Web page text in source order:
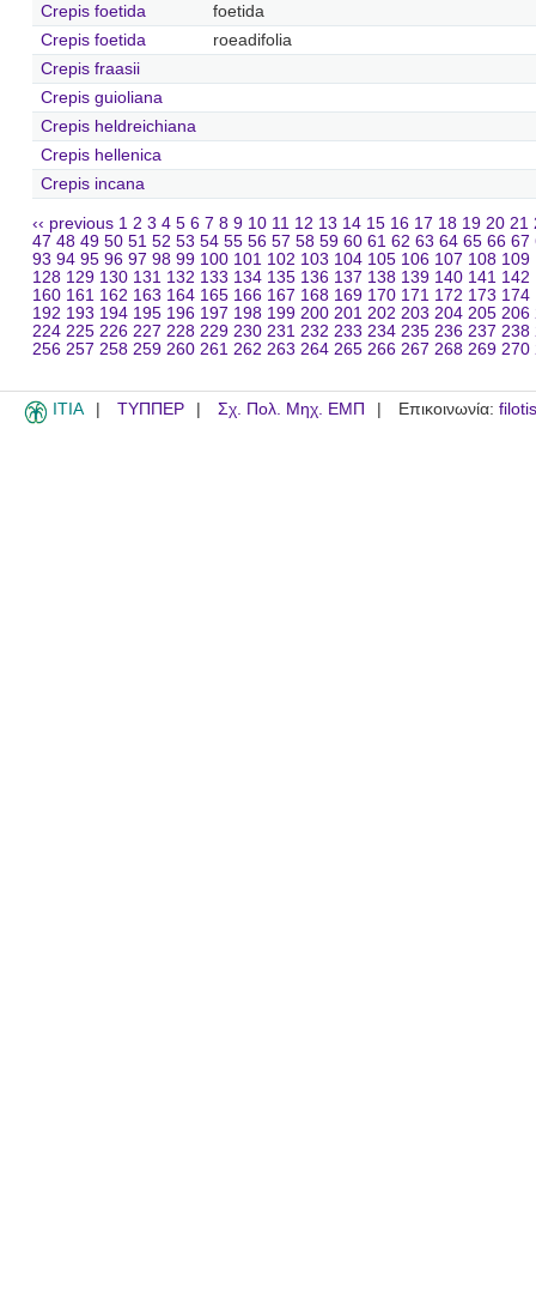
Crepis foetida
foetida
Crepis foetida
roeadifolia
Crepis fraasii
Crepis guioliana
Crepis heldreichiana
Crepis hellenica
Crepis incana
‹‹ previous 1 2 3 4 5 6 7 8 9 10 11 12 13 14 15 16 17 18 19 20 21
47 48 49 50 51 52 53 54 55 56 57 58 59 60 61 62 63 64 65 66 67
93 94 95 96 97 98 99 100 101 102 103 104 105 106 107 108 109
128 129 130 131 132 133 134 135 136 137 138 139 140 141 142
160 161 162 163 164 165 166 167 168 169 170 171 172 173 174
192 193 194 195 196 197 198 199 200 201 202 203 204 205 206
224 225 226 227 228 229 230 231 232 233 234 235 236 237 238
256 257 258 259 260 261 262 263 264 265 266 267 268 269 270
ITIA ΤΥΠΠΕΡ Σχ. Πολ. Μηχ. ΕΜΠ Επικοινωνία: